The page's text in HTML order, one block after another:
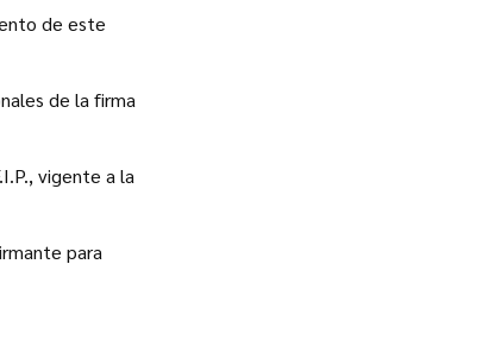
de este
de la firma
vigente a la
para